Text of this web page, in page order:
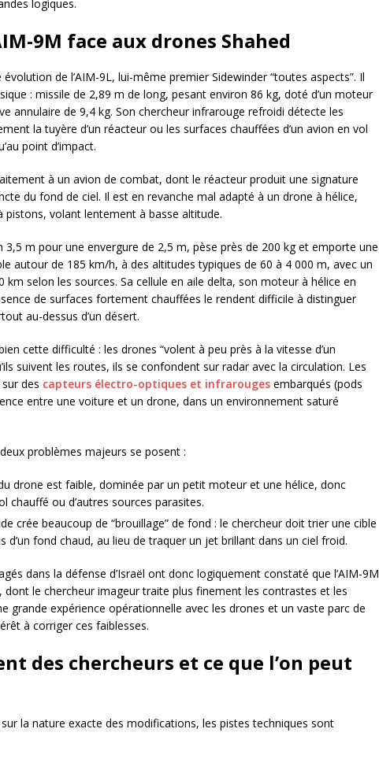
logiques.
9M face aux drones Shahed
évolution de l’AIM-9L, lui-même premier Sidewinder “toutes aspects”. Il
: missile de 2,89 m de long, pesant environ 86 kg, doté d’un moteur
annulaire de 9,4 kg. Son chercheur infrarouge refroidi détecte les
la tuyère d’un réacteur ou les surfaces chauffées d’un avion en vol
point d’impact.
à un avion de combat, dont le réacteur produit une signature
du fond de ciel. Il est en revanche mal adapté à un drone à hélice,
volant lentement à basse altitude.
3,5 m pour une envergure de 2,5 m, pèse près de 200 kg et emporte une
autour de 185 km/h, à des altitudes typiques de 60 à 4 000 m, avec un
km selon les sources. Sa cellule en aile delta, son moteur à hélice en
de surfaces fortement chauffées le rendent difficile à distinguer
au-dessus d’un désert.
cette difficulté : les drones “volent à peu près à la vitesse d’un
suivent les routes, ils se confondent sur radar avec la circulation. Les
des capteurs électro-optiques et infrarouges embarqués (pods
entre une voiture et un drone, dans un environnement saturé
problèmes majeurs se posent :
drone est faible, dominée par un petit moteur et une hélice, donc
chauffé ou d’autres sources parasites.
crée beaucoup de “brouillage” de fond : le chercheur doit trier une cible
d’un fond chaud, au lieu de traquer un jet brillant dans un ciel froid.
dans la défense d’Israël ont donc logiquement constaté que l’AIM-9M
dont le chercheur imageur traite plus finement les contrastes et les
grande expérience opérationnelle avec les drones et un vaste parc de
à corriger ces faiblesses.
des chercheurs et ce que l’on peut
la nature exacte des modifications, les pistes techniques sont